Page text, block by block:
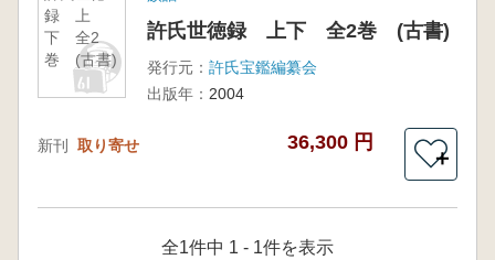
録 上
下 全2
巻 (古書)
許氏世徳録 上下 全2巻 (古書)
発行元： 許氏宝鑑編纂会
出版年： 2004
新刊 取り寄せ 36,300 円
＋
全1件中 1 - 1件を表示